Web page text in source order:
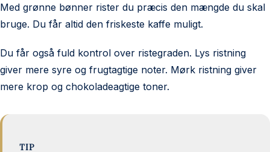
Med grønne bønner rister du præcis den mængde du skal
bruge. Du får altid den friskeste kaffe muligt.
Du får også fuld kontrol over ristegraden. Lys ristning
giver mere syre og frugtagtige noter. Mørk ristning giver
mere krop og chokoladeagtige toner.
TIP